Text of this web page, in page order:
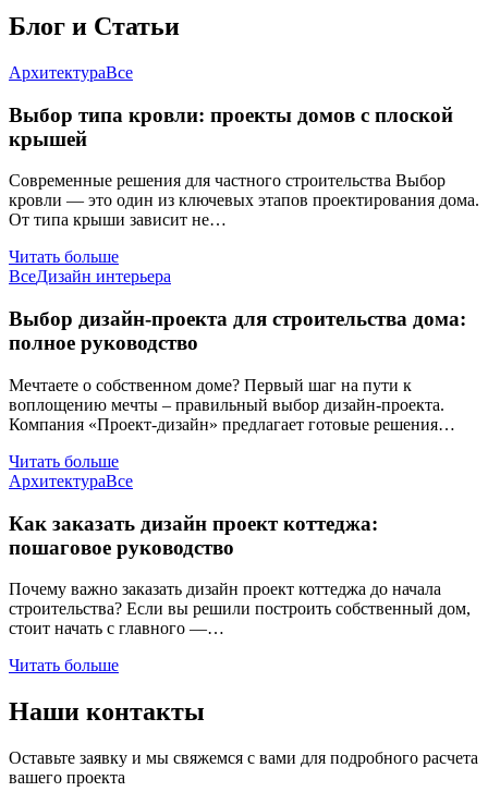
Блог и Статьи
АрхитектураВсе
Выбор типа кровли: проекты домов с плоской
крышей
Современные решения для частного строительства Выбор
кровли — это один из ключевых этапов проектирования дома.
От типа крыши зависит не…
Читать больше
ВсеДизайн интерьера
Выбор дизайн-проекта для строительства дома:
полное руководство
Мечтаете о собственном доме? Первый шаг на пути к
воплощению мечты – правильный выбор дизайн-проекта.
Компания «Проект-дизайн» предлагает готовые решения…
Читать больше
АрхитектураВсе
Как заказать дизайн проект коттеджа:
пошаговое руководство
Почему важно заказать дизайн проект коттеджа до начала
строительства? Если вы решили построить собственный дом,
стоит начать с главного —…
Читать больше
Наши контакты
Оставьте заявку и мы свяжемся с вами для подробного расчета
вашего проекта